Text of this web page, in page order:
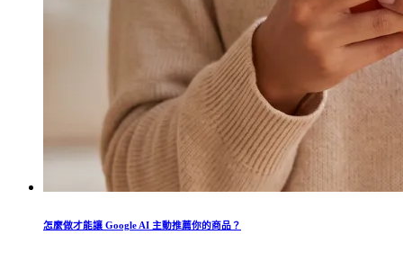
怎麼做才能讓 Google AI 主動推薦你的商品？